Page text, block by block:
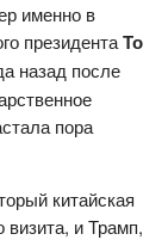
именно в
президентаТо
назад после
пора
китайская
визита, и Трамп,